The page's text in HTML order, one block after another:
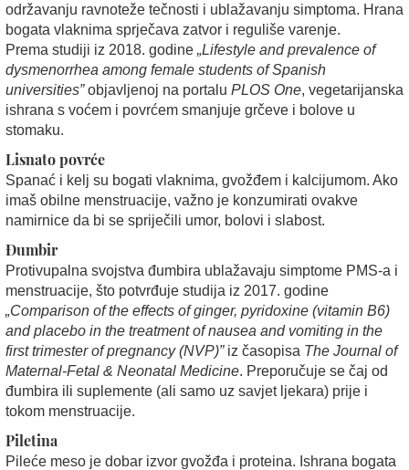
održavanju ravnoteže tečnosti i ublažavanju simptoma. Hrana
bogata vlaknima sprječava zatvor i reguliše varenje.
Prema studiji iz 2018. godine „Lifestyle and prevalence of
dysmenorrhea among female students of Spanish
universities”objavljenoj na portalu PLOS One, vegetarijanska
ishrana s voćem i povrćem smanjuje grčeve i bolove u
stomaku.
Lisnato povrće
Spanać i kelj su bogati vlaknima, gvožđem i kalcijumom. Ako
imaš obilne menstruacije, važno je konzumirati ovakve
namirnice da bi se spriječili umor, bolovi i slabost.
Đumbir
Protivupalna svojstva đumbira ublažavaju simptome PMS-a i
menstruacije, što potvrđuje studija iz 2017. godine
„Comparison of the effects of ginger, pyridoxine (vitamin B6)
and placebo in the treatment of nausea and vomiting in the
first trimester of pregnancy (NVP)”iz časopisa The Journal of
Maternal-Fetal & Neonatal Medicine. Preporučuje se čaj od
đumbira ili suplemente (ali samo uz savjet ljekara) prije i
tokom menstruacije.
Piletina
Pileće meso je dobar izvor gvožđa i proteina. Ishrana bogata